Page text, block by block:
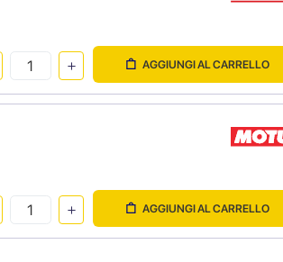
AGGIUNGI AL CARRELLO
AGGIUNGI AL CARRELLO